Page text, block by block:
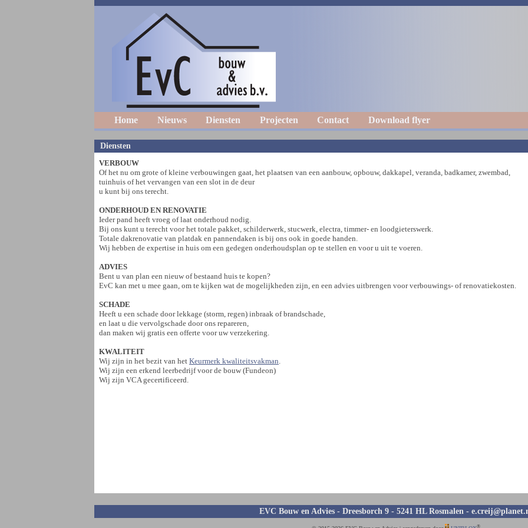
Home Nieuws Diensten Projecten Contact Download flyer
Diensten
VERBOUW
Of het nu om grote of kleine verbouwingen gaat, het plaatsen van een aanbouw, opbouw, dakkapel, veranda, badkamer, zwembad,
tuinhuis of het vervangen van een slot in de deur
u kunt bij ons terecht.
ONDERHOUD EN RENOVATIE
Ieder pand heeft vroeg of laat onderhoud nodig.
Bij ons kunt u terecht voor het totale pakket, schilderwerk, stucwerk, electra, timmer- en loodgieterswerk.
Totale dakrenovatie van platdak en pannendaken is bij ons ook in goede handen.
Wij hebben de expertise in huis om een gedegen onderhoudsplan op te stellen en voor u uit te voeren.
ADVIES
Bent u van plan een nieuw of bestaand huis te kopen?
EvC kan met u mee gaan, om te kijken wat de mogelijkheden zijn, en een advies uitbrengen voor verbouwings- of renovatiekosten.
SCHADE
Heeft u een schade door lekkage (storm, regen) inbraak of brandschade,
en laat u die vervolgschade door ons repareren,
dan maken wij gratis een offerte voor uw verzekering.
KWALITEIT
Wij zijn in het bezit van het Keurmerk kwaliteitsvakman.
Wij zijn een erkend leerbedrijf voor de bouw (Fundeon)
Wij zijn VCA gecertificeerd.
EVC Bouw en Advies - Dreesborch 9 - 5241 HL Rosmalen -
®